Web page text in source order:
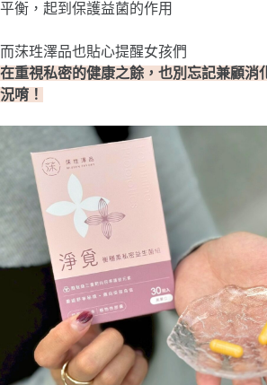
平衡，起到保護益菌的作用
而莯珄澤品也貼心提醒女孩們
在重視私密的健康之餘，也別忘記兼顧消
況唷！